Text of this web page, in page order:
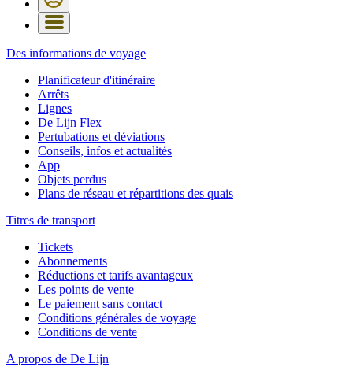
Des informations de voyage
Planificateur d'itinéraire
Arrêts
Lignes
De Lijn Flex
Pertubations et déviations
Conseils, infos et actualités
App
Objets perdus
Plans de réseau et répartitions des quais
Titres de transport
Tickets
Abonnements
Réductions et tarifs avantageux
Les points de vente
Le paiement sans contact
Conditions générales de voyage
Conditions de vente
A propos de De Lijn